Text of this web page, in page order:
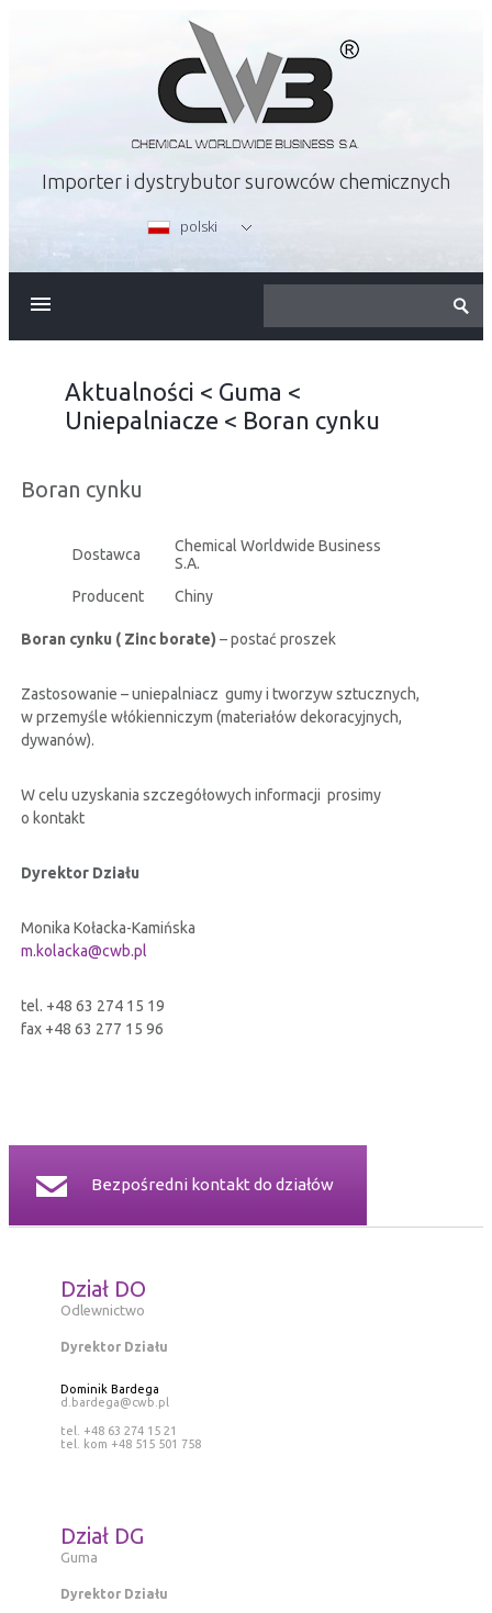
Importer i dystrybutor surowców chemicznych
polski
BEZPIECZEŃSTWO INFORMACJI
KONTAKT
Aktualności < Guma <
Uniepalniacze< Boran cynku
Boran cynku
Dostawca
Chemical Worldwide Business
S.A.
Producent
Chiny
Boran cynku ( Zinc borate) – postać proszek
Zastosowanie – uniepalniacz gumy i tworzyw sztucznych,
w przemyśle włókienniczym (materiałów dekoracyjnych,
dywanów).
W celu uzyskania szczegółowych informacji prosimy
o kontakt
Dyrektor Działu
Monika Kołacka-Kamińska
m.kolacka@cwb.pl
tel. +48 63 274 15 19
fax +48 63 277 15 96
Bezpośredni kontakt do działów
Dział DO
Odlewnictwo
Dyrektor Działu
Dominik Bardega
d.bardega@cwb.pl
tel. +48 63 274 15 21
tel. kom +48 515 501 758
Dział DG
Guma
Dyrektor Działu